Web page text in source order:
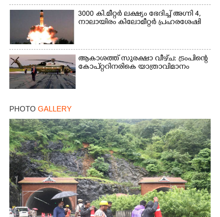
3000 കി.മീറ്റർ ലക്ഷ്യം ഭേദിച്ച് അഗ്നി 4,
നാലായിരം കിലോമീറ്റർ പ്രഹരശേഷി
ആകാശത്ത് സുരക്ഷാ വീഴ്‌ച: ട്രംപിന്റെ
കോ‌പ്‌റ്ററിനരികെ യാത്രാവിമാനം
PHOTO GALLERY